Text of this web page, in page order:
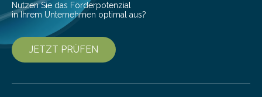
Nutzen Sie das Förderpotenzial
in Ihrem Unternehmen optimal aus?
JETZT PRÜFEN